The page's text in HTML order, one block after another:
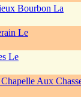
Bourbon La
Le
Le
Aux